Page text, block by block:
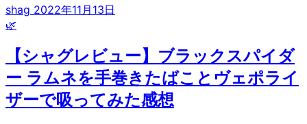
shag 2022年11月13日
🌿
【シャグレビュー】ブラックスパイダ
ー ラムネを手巻きたばことヴェポライ
ザーで吸ってみた感想